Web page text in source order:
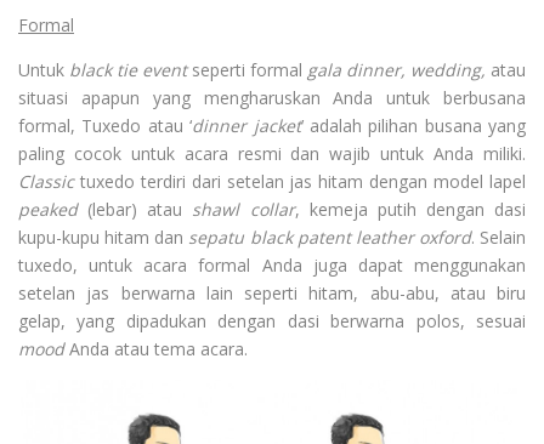
Formal
Untuk black tie eventseperti formal gala dinner, wedding, atau
situasi apapun yang mengharuskan Anda untuk berbusana
formal, Tuxedo atau ‘dinner jacket’ adalah pilihan busana yang
paling cocok untuk acara resmi dan wajib untuk Anda miliki.
Classictuxedo terdiri dari setelan jas hitam dengan model lapel
peaked(lebar) atau shawl collar, kemeja putih dengan dasi
kupu­-kupu hitam dan sepatu black patent leather oxford. Selain
tuxedo, untuk acara formal Anda juga dapat menggunakan
setelan jas berwarna lain seperti hitam, abu-­abu, atau biru
gelap, yang dipadukan dengan dasi berwarna polos, sesuai
moodAnda atau tema acara.